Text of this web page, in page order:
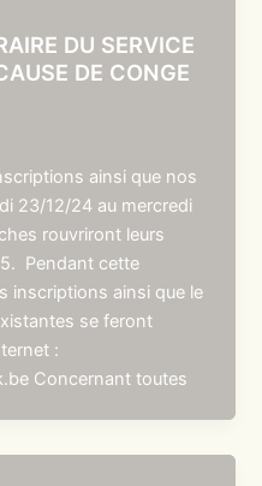
DU SERVICE
DE CONGE
ainsi que nos
23/12/24 au mercredi
rouvriront leurs
Pendant cette
inscriptions ainsi que le
se feront
:
Concernant toutes